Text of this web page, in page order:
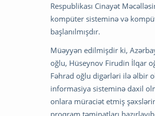
Respublikası Cinayət
kompüter sisteminə və
başlanılmışdır.
Müəyyən edilmişdir ki,
oğlu, Hüseynov Firudin İlqar
Fəhrad oğlu digərləri ilə əlbir
informasiya sisteminə daxil
onlara müraciət etmiş
proqram təminatları